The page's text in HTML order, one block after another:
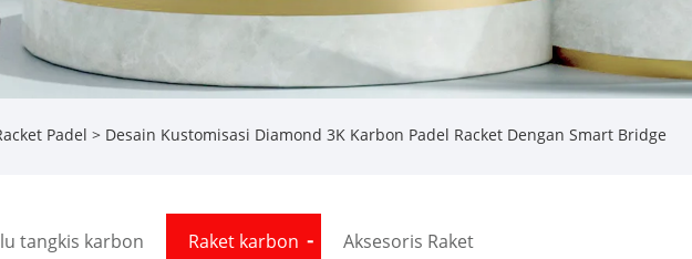
Padel > Desain Kustomisasi Diamond 3K Karbon Padel Racket Dengan Smart Bridge
tangkis karbon Raket karbon Aksesoris Raket